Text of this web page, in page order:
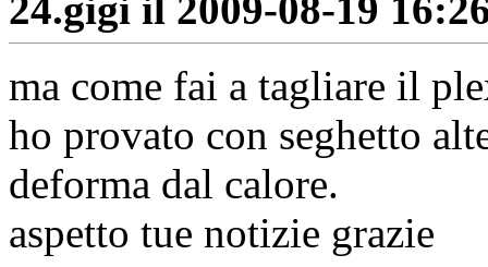
ma come fai a tagliare il
ho provato con seghetto
deforma dal calore.
aspetto tue notizie grazie